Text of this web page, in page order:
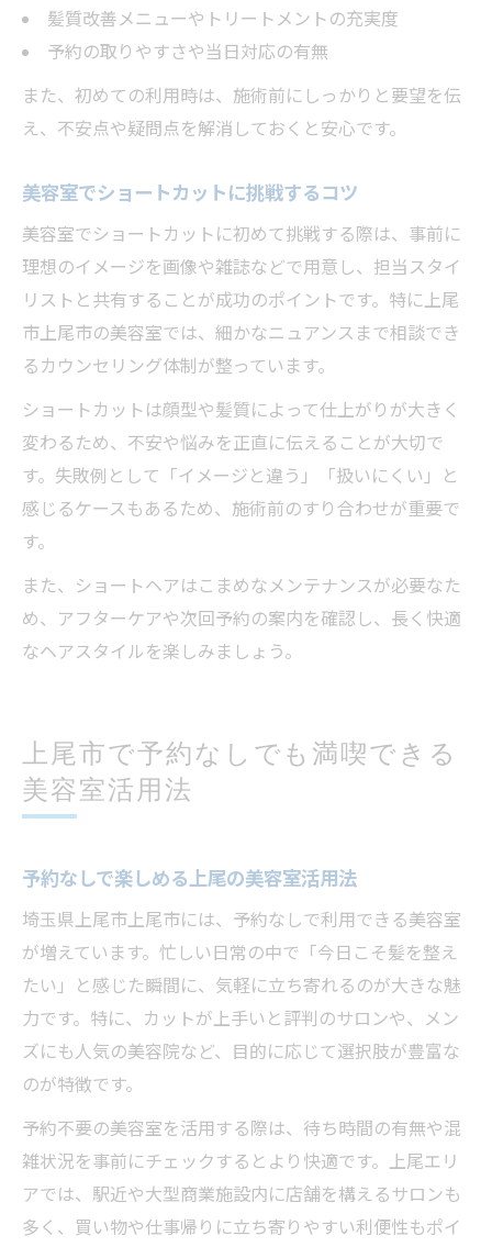
髪質改善メニューやトリートメントの充実度
予約の取りやすさや当日対応の有無
また、初めての利用時は、施術前にしっかりと要望を伝
え、不安点や疑問点を解消しておくと安心です。
美容室でショートカットに挑戦するコツ
美容室でショートカットに初めて挑戦する際は、事前に
理想のイメージを画像や雑誌などで用意し、担当スタイ
リストと共有することが成功のポイントです。特に上尾
市上尾市の美容室では、細かなニュアンスまで相談でき
るカウンセリング体制が整っています。
ショートカットは顔型や髪質によって仕上がりが大きく
変わるため、不安や悩みを正直に伝えることが大切で
す。失敗例として「イメージと違う」「扱いにくい」と
感じるケースもあるため、施術前のすり合わせが重要で
す。
また、ショートヘアはこまめなメンテナンスが必要なた
め、アフターケアや次回予約の案内を確認し、長く快適
なヘアスタイルを楽しみましょう。
上尾市で予約なしでも満喫できる
美容室活用法
予約なしで楽しめる上尾の美容室活用法
埼玉県上尾市上尾市には、予約なしで利用できる美容室
が増えています。忙しい日常の中で「今日こそ髪を整え
たい」と感じた瞬間に、気軽に立ち寄れるのが大きな魅
力です。特に、カットが上手いと評判のサロンや、メン
ズにも人気の美容院など、目的に応じて選択肢が豊富な
のが特徴です。
予約不要の美容室を活用する際は、待ち時間の有無や混
雑状況を事前にチェックするとより快適です。上尾エリ
アでは、駅近や大型商業施設内に店舗を構えるサロンも
多く、買い物や仕事帰りに立ち寄りやすい利便性もポイ